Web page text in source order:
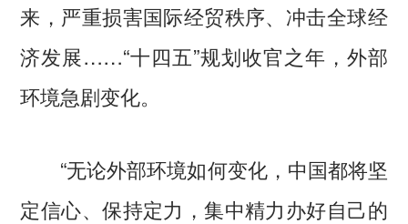
来，严重损害国际经贸秩序、冲击全球经
济发展……“十四五”规划收官之年，外部
环境急剧变化。
“无论外部环境如何变化，中国都将坚
定信心、保持定力，集中精力办好自己的